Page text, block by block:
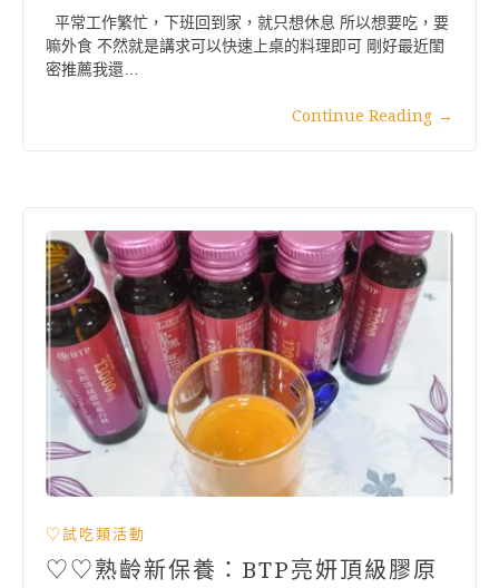
平常工作繁忙，下班回到家，就只想休息 所以想要吃，要
嘛外食 不然就是講求可以快速上桌的料理即可 剛好最近閨
密推薦我還…
Continue Reading →
♡試吃類活動
♡♡熟齡新保養：BTP亮妍頂級膠原